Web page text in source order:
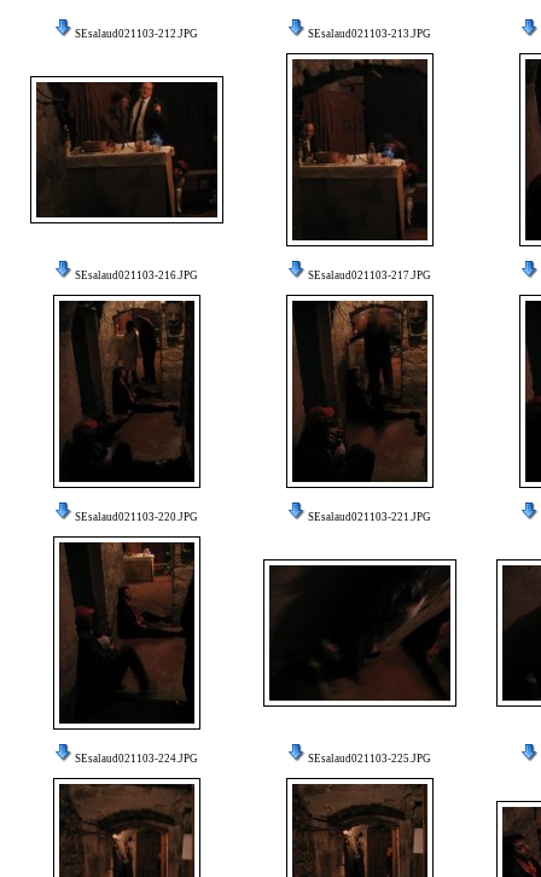
SEsalaud021103-212.JPG SEsalaud021103-213.JPG
SEsalaud021103-216.JPG SEsalaud021103-217.JPG
SEsalaud021103-220.JPG SEsalaud021103-221.JPG
SEsalaud021103-224.JPG SEsalaud021103-225.JPG